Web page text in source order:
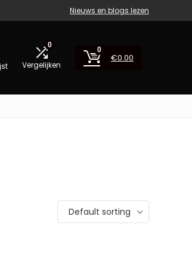
Nieuws en blogs lezen
0
Vergelijken
0
€0.00
Default sorting